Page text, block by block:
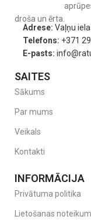
droša un ērta.
Adrese: Vaļņu
Telefons: +371
E-pasts:
SAITES
Sākums
Par mums
Veikals
Kontakti
INFORMĀCIJA
Privātuma politika
Lietošanas